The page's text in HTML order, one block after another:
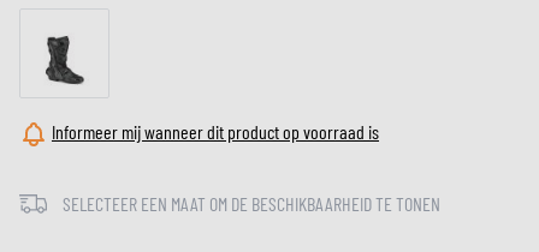
Informeer mij wanneer dit product op voorraad is
SELECTEER EEN MAAT OM DE BESCHIKBAARHEID TE TONEN